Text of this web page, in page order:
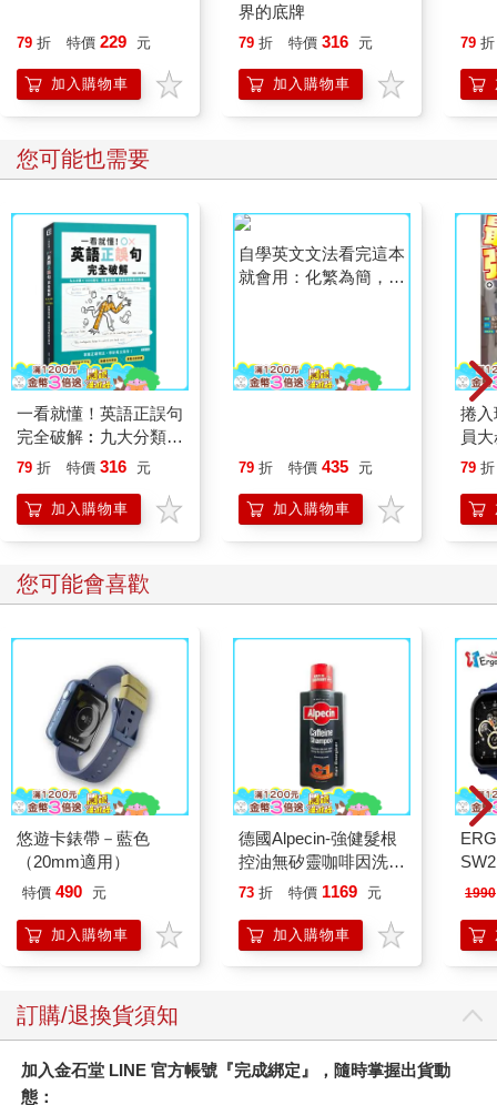
79 折 特價 229 元
加入購物車
界的底牌
79 折 特價 316 元
加入購物車
79 折
您可能也需要
一看就懂！英語正誤句
完全破解︰九大分類
×1600例句，搞懂最常
法
79 折 特價 316 元
加入購物車
100個觀念用理解取代
79 折 特價 435 元
加入購物車
捲
員
用
79 折
您可能會喜歡
悠遊卡錶帶－藍色
（20mm適用）
特價 490 元
加入購物車
德國Alpecin-強健髮根
控油無矽靈咖啡因洗髮
凝露375ml/瓶-C1強健
調理頭皮洗髮液/0矽靈
滋潤洗頭髮水/一般髮
73 折 特價 1169 元
加入購物車
泳
1990
訂購/退換貨須知
加入金石堂 LINE 官方帳號『完成綁定』，隨時掌握出貨動
態：